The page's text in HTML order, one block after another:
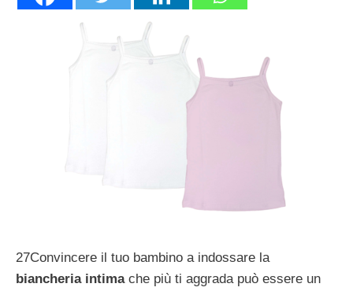
27Convincere il tuo bambino a indossare la
biancheria intimache più ti aggrada può essere un